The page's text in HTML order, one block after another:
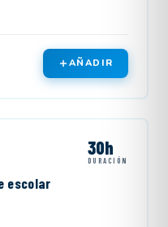
AÑADIR
30h
DURACIÓN
escolar